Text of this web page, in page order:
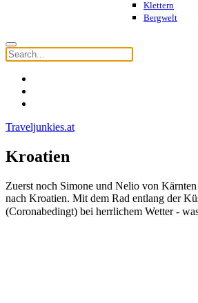
Klettern
Bergwelt
Traveljunkies.at
Kroatien
Zuerst noch Simone und Nelio von
nach Kroatien. Mit dem Rad entlang der
(Coronabedingt) bei herrlichem Wetter -